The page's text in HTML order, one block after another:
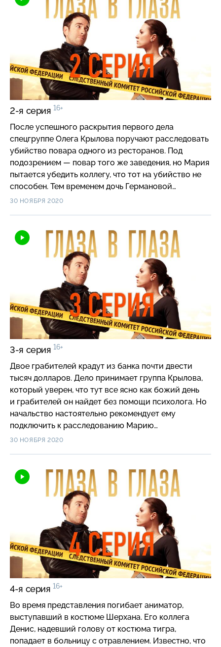
2-я серия 16+
После успешного раскрытия первого дела
спецгруппе Олега Крылова поручают расследовать
убийство повара одного из ресторанов. Под
подозрением — повар того же заведения, но Мария
пытается убедить коллегу, что тот на убийство не
способен. Тем временем дочь Германовой
собирается переехать к бойфренду, а муж
30 НОЯБРЯ 2020
3-я серия 16+
Двое грабителей крадут из банка почти двести
тысяч долларов. Дело принимает группа Крылова,
который уверен, что тут все ясно как божий день
и грабителей он найдет без помощи психолога. Но
начальство настоятельно рекомендует ему
подключить к расследованию Марию…
30 НОЯБРЯ 2020
4-я серия 16+
Во время представления погибает аниматор,
выступавший в костюме Шерхана. Его коллега
Денис, надевший голову от костюма тигра,
попадает в больницу с отравлением. Известно, что